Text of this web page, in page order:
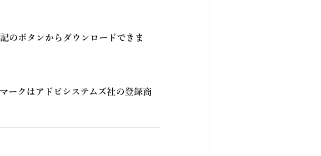
のボタンからダウンロードできま
ークはアドビシステムズ社の登録商